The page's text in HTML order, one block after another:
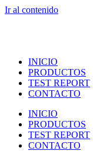
Ir al contenido
INICIO
PRODUCTOS
TEST REPORT
CONTACTO
INICIO
PRODUCTOS
TEST REPORT
CONTACTO